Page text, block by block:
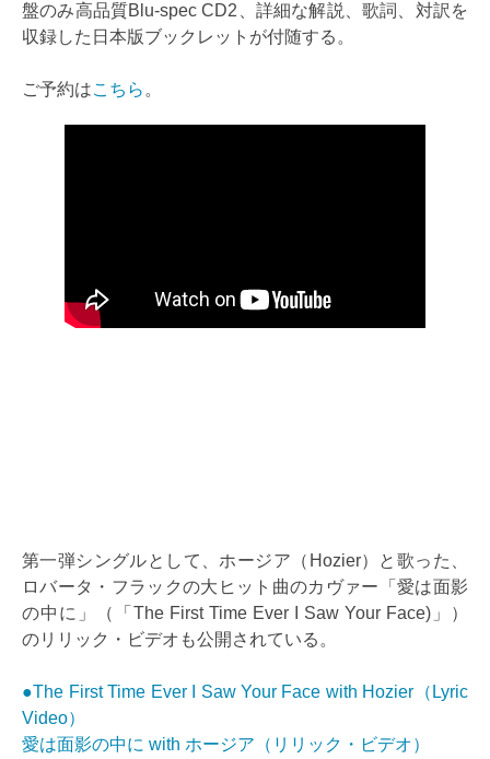
盤のみ高品質Blu-spec CD2、詳細な解説、歌詞、対訳を
収録した日本版ブックレットが付随する。
ご予約はこちら 。
第一弾シングルとして、ホージア（Hozier）と歌った、
ロバータ・フラックの大ヒット曲のカヴァー「愛は面影
の中に」（「The First Time Ever I Saw Your Face)」）
のリリック・ビデオも公開されている。
●The First Time Ever I Saw Your Face with Hozier（Lyric
Video）
愛は面影の中に with ホージア（リリック・ビデオ）